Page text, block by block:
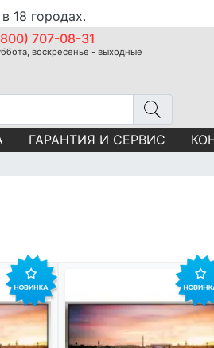
18 городах.
707-08-31
воскресенье - выходные
ГАРАНТИЯ И СЕРВИС